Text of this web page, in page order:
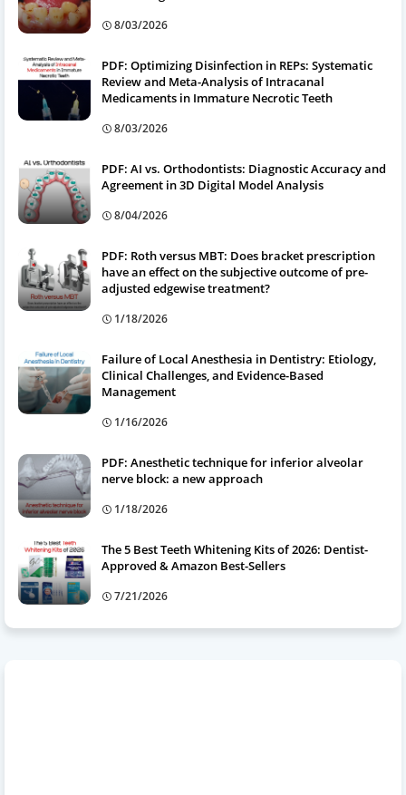
8/03/2026
PDF: Optimizing Disinfection in REPs: Systematic
Review and Meta-Analysis of Intracanal
Medicaments in Immature Necrotic Teeth
8/03/2026
PDF: AI vs. Orthodontists: Diagnostic Accuracy and
Agreement in 3D Digital Model Analysis
8/04/2026
PDF: Roth versus MBT: Does bracket prescription
have an effect on the subjective outcome of pre-
adjusted edgewise treatment?
1/18/2026
Failure of Local Anesthesia in Dentistry: Etiology,
Clinical Challenges, and Evidence-Based
Management
1/16/2026
PDF: Anesthetic technique for inferior alveolar
nerve block: a new approach
1/18/2026
The 5 Best Teeth Whitening Kits of 2026: Dentist-
Approved & Amazon Best-Sellers
7/21/2026